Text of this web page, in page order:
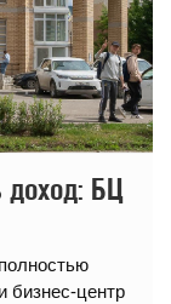
доход: БЦ
бизнес-центр